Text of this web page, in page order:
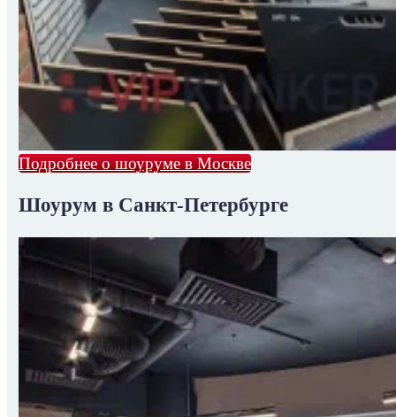
Подробнее о шоуруме в Москве
Шоурум в Санкт-Петербурге